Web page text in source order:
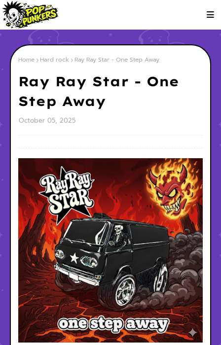
Home Hard rock Ray Ray Star - One Step Away
Ray Ray Star - One
Step Away
October 05, 2025